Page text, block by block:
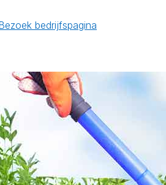
bedrijfspagina